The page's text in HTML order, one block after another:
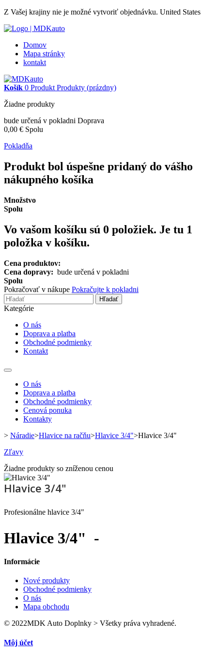
Z Vašej krajiny nie je možné vytvoriť objednávku. United States
Domov
Mapa stránky
kontakt
Košík 0 Produkt Produkty (prázdny)
Žiadne produkty
bude určená v pokladni Doprava
0,00 € Spolu
Pokladňa
Produkt bol úspešne pridaný do vášho
nákupného košíka
Množstvo
Spolu
Vo vašom košíku sú 0 položiek. Je tu 1
položka v košíku.
Cena produktov:
Cena dopravy: bude určená v pokladni
Spolu
Pokračovať v nákupe Pokračujte k pokladni
Hľadať
Kategórie
O nás
Doprava a platba
Obchodné podmienky
Kontakt
Toggle
navigationO nás
Doprava a platba
Obchodné podmienky
Cenová ponuka
Kontakty
> Náradie>Hlavice na račňu>Hlavice 3/4">Hlavice 3/4"
Zľavy
Žiadne produkty so zníženou cenou
Hlavice 3/4"
Profesionálne hlavice 3/4"
Hlavice 3/4" -
Informácie
Nové produkty
Obchodné podmienky
O nás
Mapa obchodu
© 2022MDK Auto Doplnky > Všetky práva vyhradené.
Môj účet